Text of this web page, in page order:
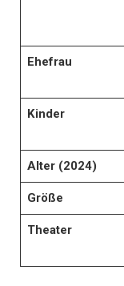
Ehefrau
Kinder
Alter (2024)
Größe
Theater